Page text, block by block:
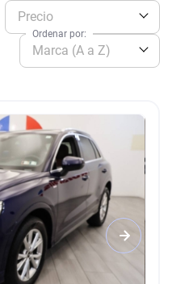
Precio
Marca (A a Z)
Ordenar por: